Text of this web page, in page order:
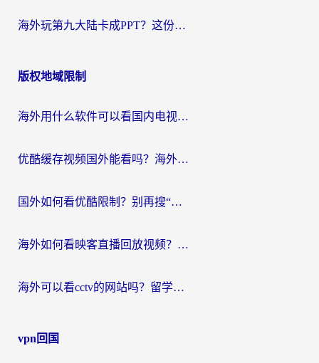
海外玩第九大陆卡成PPT？这份网络加速指南帮你丝滑上分
版权地域限制
海外用什么软件可以看国内电视？留学生亲测有效的追剧自由指南
优酷缓存视频国外能看吗？海外党追剧看片的终极解决方案来了
国外如何看优酷限制？别再搜“在日本哪个软件可以看中国电视剧”，这篇教你搞定
海外如何看映客直播回放视频？这份攻略帮你搞定（附腾讯优酷观看技巧）
海外可以看cctv的网站吗？留学生亲测有效的回国追剧方案
vpn回国